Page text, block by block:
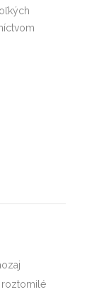
roztomilé